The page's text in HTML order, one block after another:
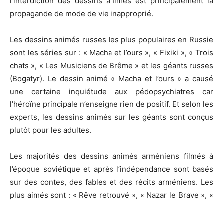
propagande de mode de vie inapproprié.
Les dessins animés russes les plus populaires en Russie
sont les séries sur : « Macha et l’ours », « Fixiki », « Trois
chats », « Les Musiciens de Brême » et les géants russes
(Bogatyr). Le dessin animé « Macha et l’ours » a causé
une certaine inquiétude aux pédopsychiatres car
l’héroïne principale n’enseigne rien de positif. Et selon les
experts, les dessins animés sur les géants sont conçus
plutôt pour les adultes.
Les majorités des dessins animés arméniens filmés à
l’époque soviétique et après l’indépendance sont basés
sur des contes, des fables et des récits arméniens. Les
plus aimés sont : « Rêve retrouvé », « Nazar le Brave », «